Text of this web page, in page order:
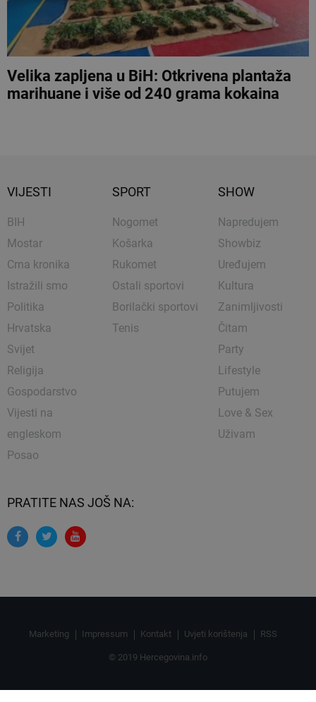
Velika zapljena u BiH: Otkrivena plantaža
marihuane i više od 240 grama kokaina
VIJESTI
BIH
Mostar
Crna kronika
Istražili smo
Politika
Hrvatska
Svijet
Religija
Gospodarstvo
Vijesti na
engleskom
Posao
SPORT
Nogomet
Košarka
Rukomet
Ostali sportovi
Borilački sportovi
Tenis
SHOW
Napredujem
Showbiz
Uređujem
Kultura
Zanimljivosti
Čitam
Party
Lifestyle
Putujem
Love & Sex
Uživam
PRATITE NAS JOŠ NA:
Marketing Impressum Kontakt Uvjeti korištenja RSS
© 2019 Hercegovina.info